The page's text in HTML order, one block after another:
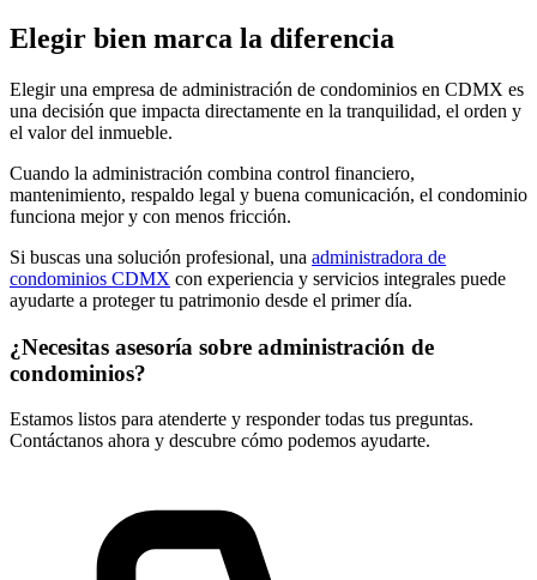
Elegir bien marca la diferencia
Elegir una empresa de administración de condominios en CDMX es
una decisión que impacta directamente en la tranquilidad, el orden y
el valor del inmueble.
Cuando la administración combina control financiero,
mantenimiento, respaldo legal y buena comunicación, el condominio
funciona mejor y con menos fricción.
Si buscas una solución profesional, una administradora de
condominios CDMX con experiencia y servicios integrales puede
ayudarte a proteger tu patrimonio desde el primer día.
¿Necesitas asesoría sobre administración de
condominios?
Estamos listos para atenderte y responder todas tus preguntas.
Contáctanos ahora y descubre cómo podemos ayudarte.